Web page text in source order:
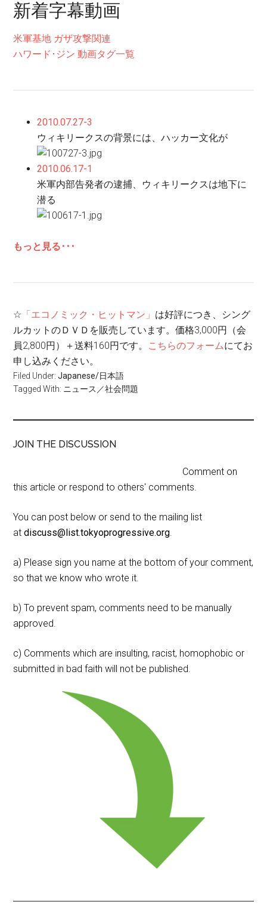
新着字幕動画
米軍基地 ガザ攻撃関連
ハワード･ジン 動画タグ一覧
2010.07.27-3
ウィキリークスの背景には、ハッカー文化が
2010.06.17-1
米軍内部告発者の逮捕、ウィキリークスは地下に
潜る
もっと見る･･･
☆ 「エコノミック・ヒットマン」 は好評につき、シング
ルカットのＤＶＤを販売しています。価格3,000円（会
員2,800円）＋送料160円です。 こちらのフォームにてお
申し込みください。
Filed Under:Japanese/日本語
Tagged With: ニュース／社会問題
JOIN THE DISCUSSION
Comment on
this article or respond to others' comments.
You can post below or send to the mailing list
atdiscuss@list.tokyoprogressive.org.
a) Please sign you name at the bottom of your comment,
so that we know who wrote it.
b) To prevent spam, comments need to be manually
approved.
c) Comments which are insulting, racist, homophobic or
submitted in bad faith will not be published.